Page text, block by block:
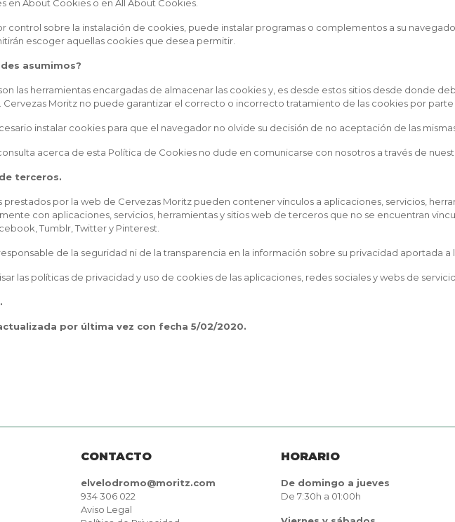
en About Cookies o en All About Cookies
control sobre la instalación de cookies, puede instalar programas o complementos a su
escoger aquellas cookies que desea permitir.
asumimos?
las herramientas encargadas de almacenar las cookies y, es desde estos sitios desde donde
Cervezas Moritz no puede garantizar el correcto o incorrecto tratamiento de las cookies por
instalar cookies para que el navegador no olvide su decisión de no aceptación de las
acerca de esta Política de Cookies no dude en comunicarse con nosotros a través de
terceros.
prestados por la web de Cervezas Moritz pueden contener vínculos a aplicaciones, servicios,
con aplicaciones, servicios, herramientas y sitios web de terceros que no se encuentran
Tumblr, Twitter y Pinterest.
de la seguridad ni de la transparencia en la información sobre su privacidad aportada a
las políticas de privacidad y uso de cookies de las aplicaciones, redes sociales y webs de
por última vez con fecha 5/02/2020.
CONTACTO
elvelodromo@moritz.com
934 306 022
Aviso Legal
HORARIO
De domingo a jueves
De 7:30h a 01:00h